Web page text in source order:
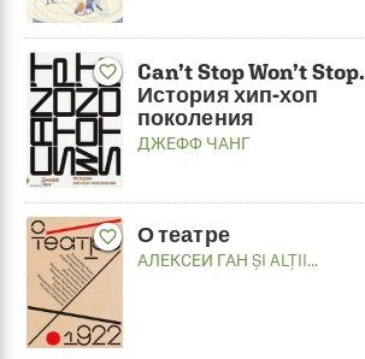
favorite_border
Can’t Stop Won’t Stop.
История хип-хоп
поколения
ДЖЕФФ ЧАНГ
favorite_border О театре
АЛЕКСЕИ ГАН ȘI ALȚII...